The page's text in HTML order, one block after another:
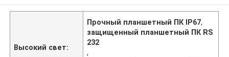
Высокий свет:
Прочный планшетный ПК IP67,
защищенный планшетный ПК RS
232
,